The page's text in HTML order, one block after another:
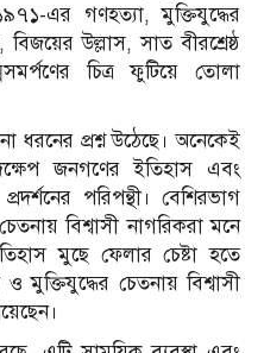
এর গণহত্যা, মুক্তিযুদ্ধের
উল্লাস, সাত বীরশ্রেষ্ঠ
চিত্র ফুটিয়ে তোলা
ধরনের প্রশ্ন উঠেছে। অনেকেই
জনগণের ইতিহাস এবং
পরিপন্থী। বেশিরভাগ
বিশ্বাসী নাগরিকরা মনে
মুছে ফেলার চেষ্টা হতে
মুক্তিযুদ্ধের চেতনায় বিশ্বাসী